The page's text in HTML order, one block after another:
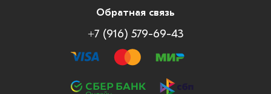
Обратная связь
+7 (916) 579-69-43